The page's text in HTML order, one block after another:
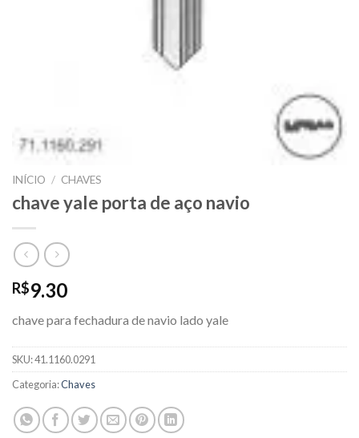
INÍCIO / CHAVES
chave yale porta de aço navio
R$9.30
chave para fechadura de navio lado yale
SKU:41.1160.0291
Categoria:Chaves